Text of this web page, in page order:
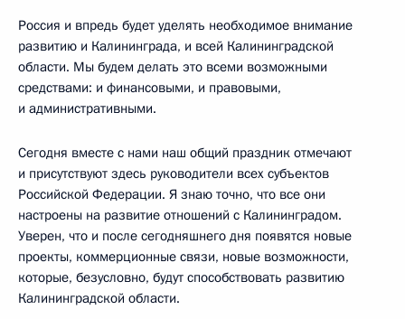
Россия и впредь будет уделять необходимое внимание
развитию и Калининграда, и всей Калининградской
области. Мы будем делать это всеми возможными
средствами: и финансовыми, и правовыми,
и административными.
Сегодня вместе с нами наш общий праздник отмечают
и присутствуют здесь руководители всех субъектов
Российской Федерации. Я знаю точно, что все они
настроены на развитие отношений с Калининградом.
Уверен, что и после сегодняшнего дня появятся новые
проекты, коммерционные связи, новые возможности,
которые, безусловно, будут способствовать развитию
Калининградской области.